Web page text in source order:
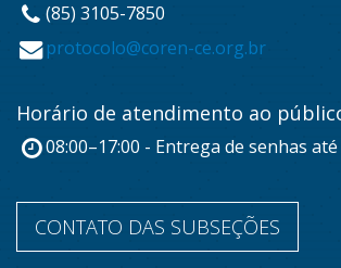
(85) 3105-7850
protocolo@coren-ce.org.br
Horário de atendimento ao
08:00–17:00 - Entrega de senhas
CONTATO DAS SUBSEÇÕES